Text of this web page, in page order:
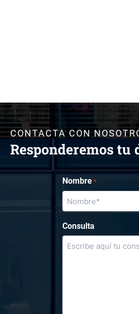
CONTACTA CON
Responderemos tu
Nombre *
Consulta